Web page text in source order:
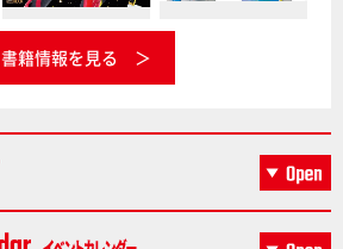
書籍情報を見る